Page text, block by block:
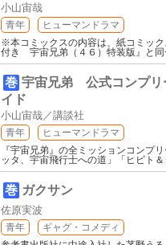
小山宙哉
青年
ヒューマンドラマ
※本コミックスの内容は、紙コミッ
付き 宇宙兄弟（４６）特装版』と同
巻 宇宙兄弟 公式コンプリ
イド
小山宙哉／講談社
青年
ヒューマンドラマ
『宇宙兄弟』の全ミッションコンプ
ッタ、宇宙飛行士への道」「ヒビト
巻 ガクサン
佐原実波
青年
ギャグ・コメディ